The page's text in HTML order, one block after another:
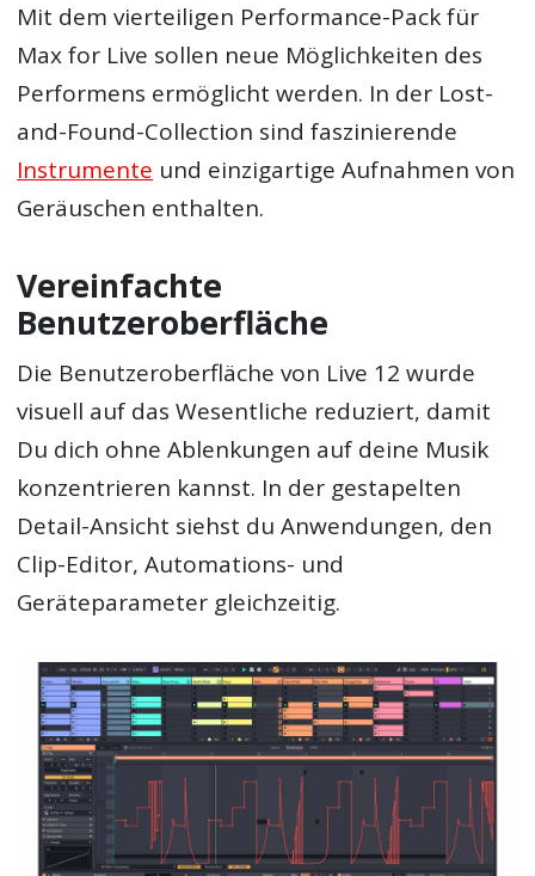
Mit dem vierteiligen Performance-Pack für
Max for Live sollen neue Möglichkeiten des
Performens ermöglicht werden. In der Lost-
and-Found-Collection sind faszinierende
Instrumente und einzigartige Aufnahmen von
Geräuschen enthalten.
Vereinfachte
Benutzeroberfläche
Die Benutzeroberfläche von Live 12 wurde
visuell auf das Wesentliche reduziert, damit
Du dich ohne Ablenkungen auf deine Musik
konzentrieren kannst. In der gestapelten
Detail-Ansicht siehst du Anwendungen, den
Clip-Editor, Automations- und
Geräteparameter gleichzeitig.